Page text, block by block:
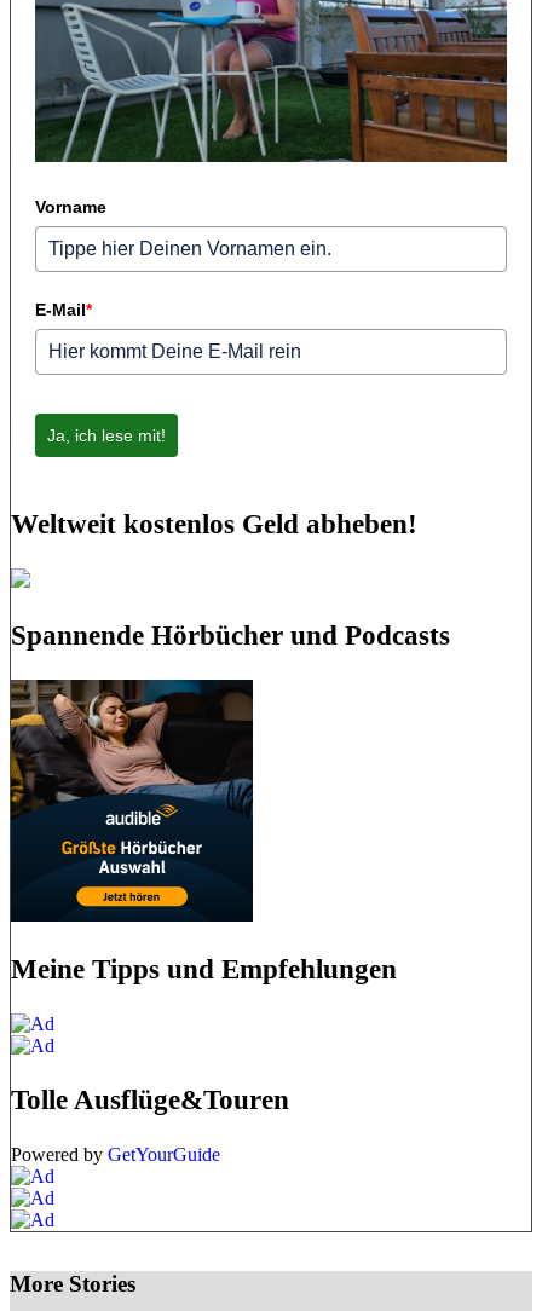
Vorname
E-Mail*
Ja, ich lese mit!
Weltweit kostenlos Geld abheben!
Spannende Hörbücher und Podcasts
Meine Tipps und Empfehlungen
Tolle Ausflüge&Touren
Powered by GetYourGuide
More Stories